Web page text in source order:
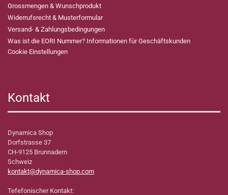
Grossmengen & Wunschprodukt
Widerrufsrecht & Musterformular
Versand- & Zahlungsbedingungen
Was ist die EORI Nummer? Informationen für Geschäftskunden
Cookie Einstellungen
Kontakt
Dynamica Shop
Dorfstrasse 37
CH-9125 Brunnadern
Schweiz
kontakt@dynamica-shop.com
Tefefonischer Kontakt: